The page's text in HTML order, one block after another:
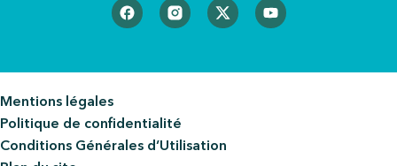
Mentions légales
Politique de confidentialité
Conditions Générales d’Utilisation